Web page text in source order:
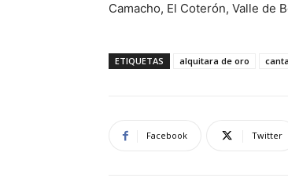
Camacho, El Coterón, Valle de
ETIQUETAS alquitara de oro
Facebook Twitter